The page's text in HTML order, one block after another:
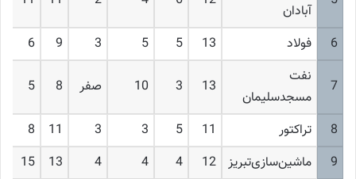
آبادان
6 فولاد 13
5
5
3
9
6
7
نفت‌
مسجدسلیمان
13
3
10 صفر 8
5
8 تراکتور 11
5
3
3
11
8
9
ماشین‌سازی‌تبریز 12
4
4
4
13
15